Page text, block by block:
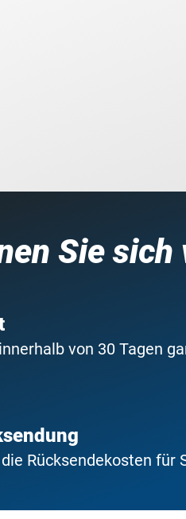
Sie sich
von 30 Tagen
Rücksendekosten für